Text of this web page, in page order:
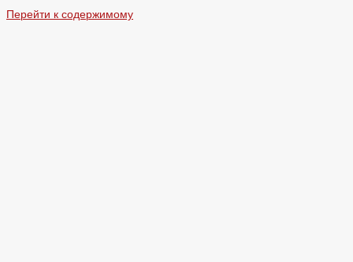
Перейти к содержимому